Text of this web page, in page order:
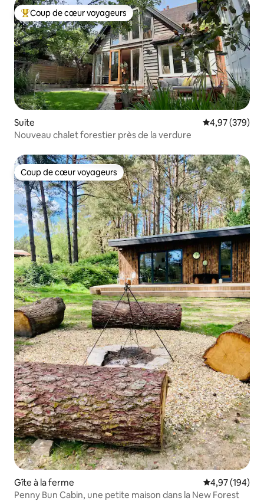
Coups de cœur voyageurs les plus appréciés
Coup de cœur voyageurs
Suite Évaluation
4,97 (379)
Nouveau chalet forestier près de la verdure
Coup de cœur voyageurs
Coup de cœur voyageurs
Gîte à la ferme Évaluation
4,97 (194)
Penny Bun Cabin, une petite maison dans la New Forest